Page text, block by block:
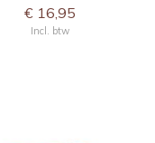
€ 16,95
Incl. btw